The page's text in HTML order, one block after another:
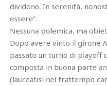
dividono. In serenità,
essere”.
Nessuna polemica, ma
Dopo avere vinto il girone
passato un turno di playoff
composta in buona parte
(laureatisi nel frattempo